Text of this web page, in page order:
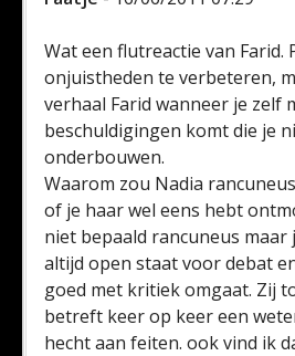
Wat een flutreactie van Farid.
onjuistheden te verbeteren,
verhaal Farid wanneer je zelf
beschuldigingen komt die je
onderbouwen.
Waarom zou Nadia
of je haar wel eens hebt
niet bepaald rancuneus maar
altijd open staat voor debat
goed met kritiek omgaat. Zij
betreft keer op keer een
hecht aan feiten. ook vind ik